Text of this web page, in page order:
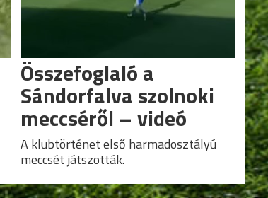
Összefoglaló a
Sándorfalva szolnoki
meccséről – videó
A klubtörténet első harmadosztályú
meccsét játszották.